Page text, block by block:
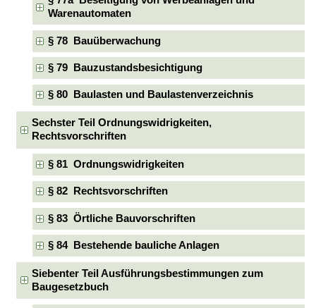
Warenautomaten
§ 78 Bauüberwachung
§ 79 Bauzustandsbesichtigung
§ 80 Baulasten und Baulastenverzeichnis
Sechster Teil Ordnungswidrigkeiten,
Rechtsvorschriften
§ 81 Ordnungswidrigkeiten
§ 82 Rechtsvorschriften
§ 83 Örtliche Bauvorschriften
§ 84 Bestehende bauliche Anlagen
Siebenter Teil Ausführungsbestimmungen zum
Baugesetzbuch